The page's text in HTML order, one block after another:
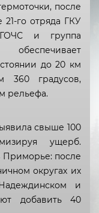
после
го отряда ГКУ
и группа
обеспечивает
до 20 км
360 градусов,
рельефа.
свыше 100
ущерб.
после
округах их
и
добавить 40